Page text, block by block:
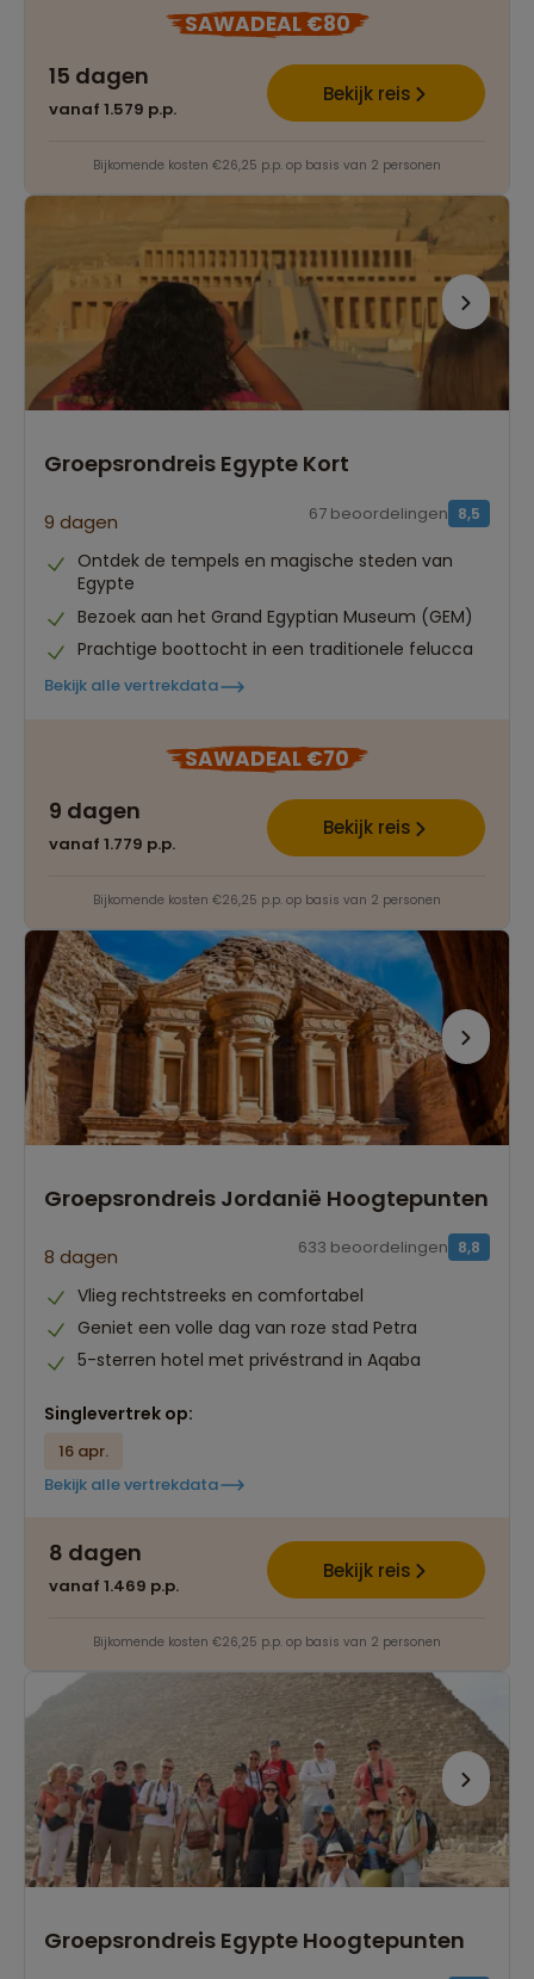
SAWADEAL €80
15 dagen
vanaf 1.579 p.p.
Bekijk reis
Bijkomende kosten €26,25 p.p. op basis van 2 personen
Groepsrondreis Egypte Kort
9 dagen 8,5
67 beoordelingen
Ontdek de tempels en magische steden van
Egypte
Bezoek aan het Grand Egyptian Museum (GEM)
Prachtige boottocht in een traditionele felucca
Bekijk alle vertrekdata
SAWADEAL €70
9 dagen
vanaf 1.779 p.p.
Bekijk reis
Bijkomende kosten €26,25 p.p. op basis van 2 personen
Groepsrondreis Jordanië Hoogtepunten
8 dagen 8,8
633 beoordelingen
Vlieg rechtstreeks en comfortabel
Geniet een volle dag van roze stad Petra
5-sterren hotel met privéstrand in Aqaba
Singlevertrek op:
16 apr.
Bekijk alle vertrekdata
8 dagen
vanaf 1.469 p.p.
Bekijk reis
Bijkomende kosten €26,25 p.p. op basis van 2 personen
Groepsrondreis Egypte Hoogtepunten